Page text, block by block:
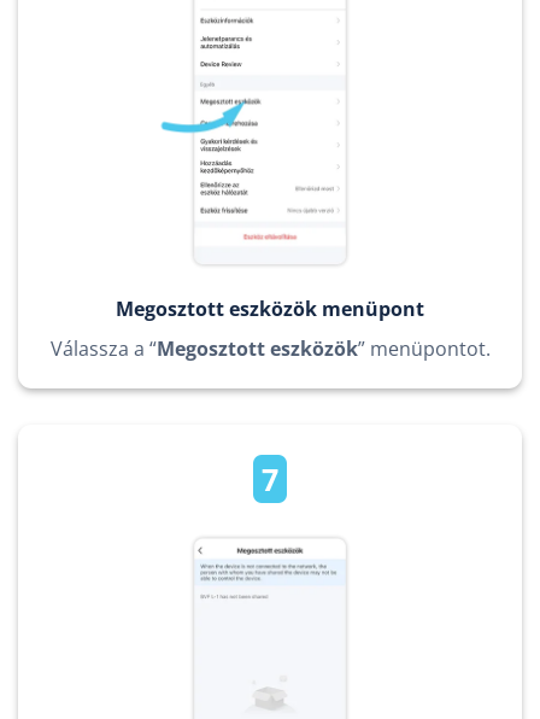
Megosztott eszközök menüpont
Válassza a “Megosztott eszközök” menüpontot.
7